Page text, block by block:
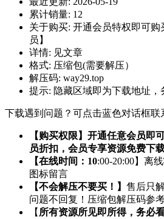
累计销量: 12
关于购买: 开通会员特权即可购
员】
详情: 见文章
格式: 压缩包(需要解压）
解压码: way29.top
提示: 隐藏区域即为下载地址，
下载遇到问题？可点击蓝色对话框联
【购买权限】开通任意会员即
员折扣，会员专享资源免费下
【在线时间：10:00-20:00】离
图标留言
【不会解压不要买！】 售后只
问题不回复！压缩包解压码参
【 所有资源所见即所得，务必